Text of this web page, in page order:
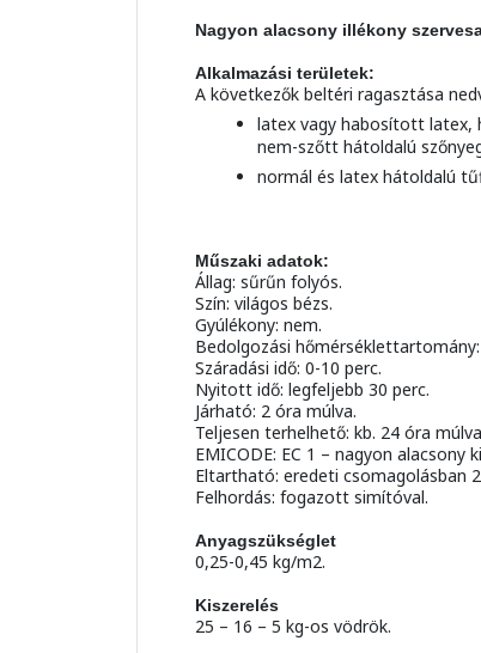
Nagyon alacsony illékony
Alkalmazási területek:
A következők beltéri ragasztása
latex vagy habosított latex,
nem-szőtt hátoldalú
normál és latex hátoldalú
Műszaki adatok:
Állag: sűrűn folyós.
Szín: világos bézs.
Gyúlékony: nem.
Bedolgozási
Száradási idő: 0-10 perc.
Nyitott idő: legfeljebb 30 perc.
Járható: 2 óra múlva.
Teljesen terhelhető: kb. 24 óra
EMICODE: EC 1 – nagyon alacsony
Eltartható: eredeti csomagolásban
Felhordás: fogazott simítóval.
Anyagszükséglet
0,25-0,45 kg/m2.
Kiszerelés
25 – 16 – 5 kg-os vödrök.